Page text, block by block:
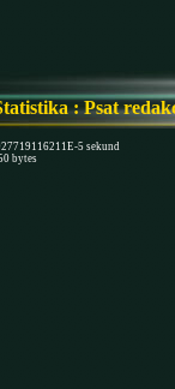
:Psat
5 sekund
bytes